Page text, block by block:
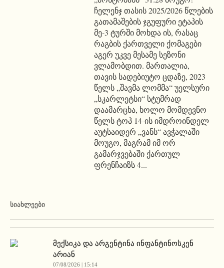
ჩელენჯ თასის 2025/2026 წლების
გათამაშების ჯგუფური ეტაპის
მე-3 ტურში მოხდა ის, რასაც
რაგბის ქართველი ქომაგები
აგერ უკვე მესამე სეზონი
ვლამობდით. მართალია,
თავის სადებიუტო ცდაზე, 2023
წელს „შავმა ლომმა“ უელსური
„სკარლეტსი“ სტუმრად
დაამარცხა, ხოლო მომდევნო
წელს ტოპ 14-ის იმდროინდელ
აუტსაიდერ „ვანს“ ავჭალაში
მოუგო, მაგრამ იმ ორ
გამარჯვებაში ქართულ
ფრენჩაიზს 4...
ᲡᲘᲐᲮᲚᲔᲔᲑᲘ
მექსიკა და არგენტინა ინფანტინოსკენ
არიან
07/08/2026 | 15:14